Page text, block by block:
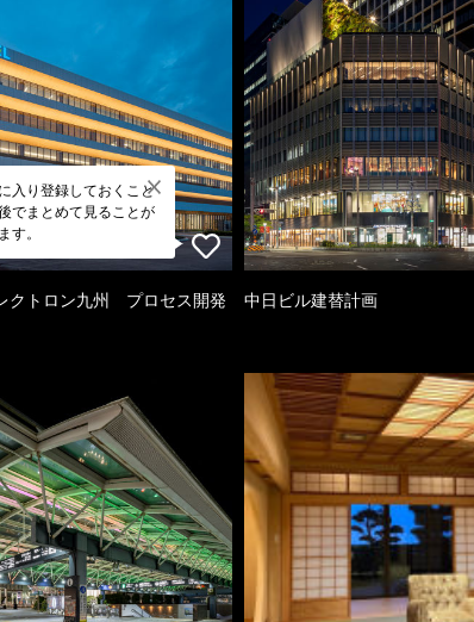
入り登録しておくこと
でまとめて見ることが
す。
クトロン九州 プロセス開発 中日ビル建替計画